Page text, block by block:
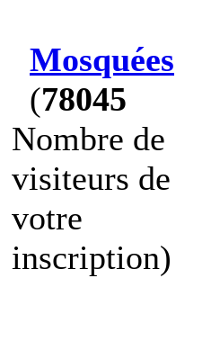
Mosquées
(78045
Nombre de
visiteurs de
votre
inscription)